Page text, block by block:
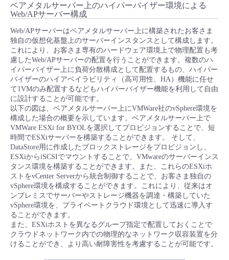
ベアメタルサーバー上のハイパーバイザー環境による
Web/APサーバー構成
Web/APサーバーはベアメタルサーバー上に構築されたお客さま
独自の仮想化基盤上のサーバーインスタンスとして構成します。
これにより、お客さま専有のハードウェア環境上で物理配置も考
慮したWeb/APサーバーの配置を行うことができます。複数のハ
イパーバイザー上に負荷分散構成として配置するもの、ハイパー
バイザーのハイアベイラビリティ（高可用性、HA）機能に任せ
て1VMのみ配置するなどもハイパーバイザー機能を利用して自由
に設計することが可能です。
以下の図は、ベアメタルサーバー上にVMWare社のvSphere環境を
構成した場合の概要を示しています。ベアメタルサーバー上で
VMWare ESXi for BYOLを選択してプロビジョンすることで、短
時間でESXiサーバーを構築することができます。 そして、
DataStore用に作成したブロックストレージをプロビジョンし、
ESXiからiSCSIでマウントすることで、VMwareのサーバーインス
タンス環境を構築することができます。また、これらのESXiホ
ストをvCenter Serverから統合制御することで、お客さま独自の
vSphere環境を構成することができます。これにより、従来はオ
ンプレミスでサーバーやストレージ機器を調達・構築していた
vSphere環境を、プライベートクラウド環境として迅速に導入す
ることができます。
また、ESXiホストを異なるグループ指定で配置しておくことで
クラウドネットワーク内での物理的なネットワーク収容装置を分
けることができ、より高い耐障害性を考慮することが可能です。